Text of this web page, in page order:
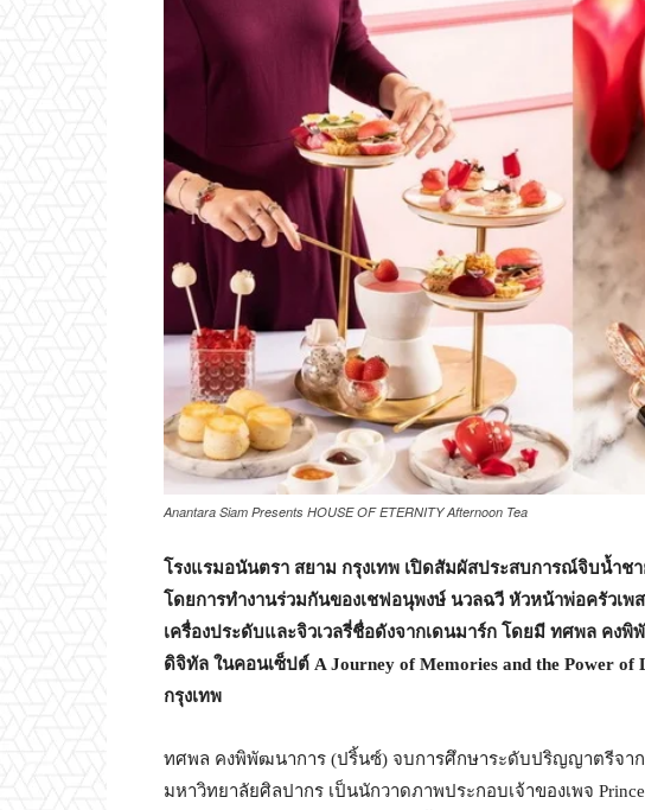
Anantara Siam Presents HOUSE OF ETERNITY Afternoon Tea
โรงแรมอนันตรา สยาม กรุงเทพ เปิดสัมผัสประสบการณ์จิบน้ำช
โดยการทำงานร่วมกันของเชฟอนุพงษ์ นวลฉวี หัวหน้าพ่อครัวเพ
เครื่องประดับและจิวเวลรี่ชื่อดังจากเดนมาร์ก โดยมี ทศพล คง
ดิจิทัล ในคอนเซ็ปต์ A Journey of Memories and the Power of
กรุงเทพ
ทศพล คงพิพัฒนาการ (ปริ้นซ์) จบการศึกษาระดับปริญญาตรีจ
มหาวิทยาลัยศิลปากร เป็นนักวาดภาพประกอบเจ้าของเพจ